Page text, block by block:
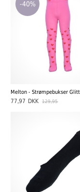
-40%
77,97 DKK 129,95